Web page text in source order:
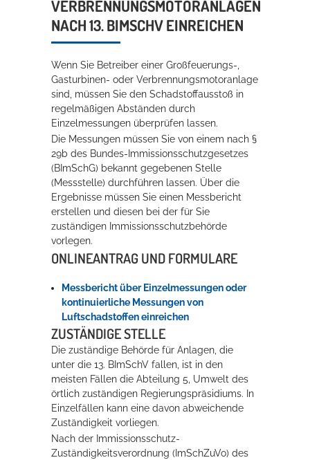
Rathaus
Service
Konzerte, Tagungen und vieles mehr
Die Stadthalle Hockenheim bietet den perfekten Standort für Events
mehr dazu...
Erleben in Hockenheim
Spaß unter prickelnden Wasserfällen, das rauschende Meer im
Wellenbecken oder doch lieber die pure Entspannung auf der
Sprudelliege im Solebecken?
mehr dazu...
ERBRENNUNGSMOTORANLAGEN N
ACH 13. BIMSCHV EINREICHEN
Wenn Sie Betreiber einer Großfeuerungs-,
Gasturbinen- oder Verbrennungsmotoranlage
sind, müssen Sie den Schadstoffausstoß in
regelmäßigen Abständen durch
Einzelmessungen überprüfen lassen.
Die Messungen müssen Sie von einem nach §
29b des Bundes-Immissionsschutzgesetzes
(BImSchG) bekannt gegebenen Stelle
(Messstelle) durchführen lassen. Über die
Ergebnisse müssen Sie einen Messbericht
erstellen und diesen bei der für Sie
zuständigen Immissionsschutzbehörde
vorlegen.
ONLINEANTRAG UND FORMULARE
Messbericht über Einzelmessungen oder
kontinuierliche Messungen von
Luftschadstoffen einreichen
ZUSTÄNDIGE STELLE
Die zuständige Behörde für Anlagen, die
unter die 13. BImSchV fallen, ist in den
meisten Fällen die Abteilung 5, Umwelt des
örtlich zuständigen Regierungspräsidiums. In
Einzelfällen kann eine davon abweichende
Zuständigkeit vorliegen.
Nach der Immissionsschutz-
Zuständigkeitsverordnung (ImSchZuVo) des